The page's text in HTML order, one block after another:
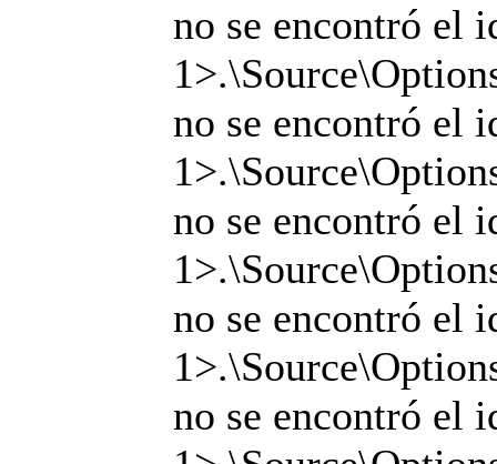
no se encontró el
no se encontró el
no se encontró el
no se encontró el
no se encontró el